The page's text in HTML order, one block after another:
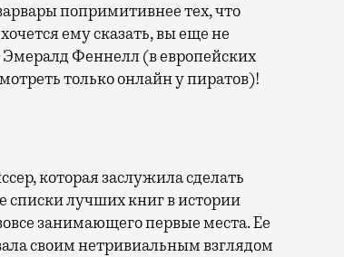
попримитивнее тех, что
ему сказать, вы еще не
Эмералд Феннелл (в европейских
только онлайн у пиратов)!
которая заслужила сделать
списки лучших книг в истории
занимающего первые места. Ее
своим нетривиальным взглядом